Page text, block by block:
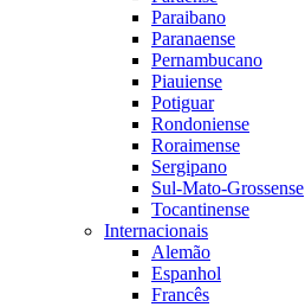
Paraibano
Paranaense
Pernambucano
Piauiense
Potiguar
Rondoniense
Roraimense
Sergipano
Sul-Mato-Grossense
Tocantinense
Internacionais
Alemão
Espanhol
Francês